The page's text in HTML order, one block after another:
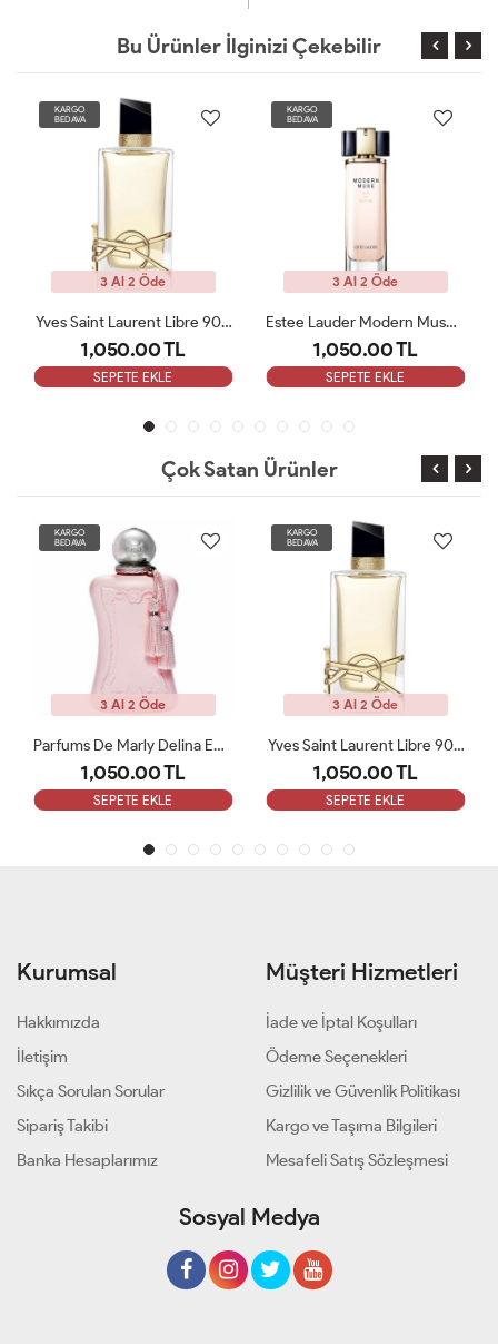
Bu Ürünler İlginizi Çekebilir
Yves Saint Laurent Libre 90 ML Bayan Tester Parfüm
3 Al 2 Öde
1,050.00 TL
SEPETE EKLE
3 Al 2 Öde
1,050.00 TL
SEPETE EKLE
Çok Satan Ürünler
Parfums De Marly Delina EDP 75 Ml Kadın Tester Parfüm
1,050.00 TL
SEPETE EKLE
KARGO
BEDAVA
Yves Saint Laurent Libre 90 ML Bayan Tester Parfüm
1,050.00 TL
SEPETE EKLE
KARGO
BEDAVA
Kurumsal
Hakkımızda
İletişim
Sıkça Sorulan Sorular
Sipariş Takibi
Banka Hesaplarımız
Müşteri Hizmetleri
İade ve İptal Koşulları
Ödeme Seçenekleri
Gizlilik ve Güvenlik Politikası
Kargo ve Taşıma Bilgileri
Mesafeli Satış Sözleşmesi
Sosyal Medya